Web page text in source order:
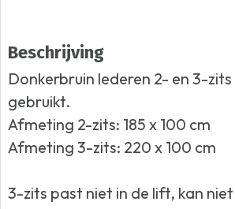
Beschrijving
Donkerbruin lederen 2- en 3-
gebruikt.
Afmeting 2-zits: 185 x 100 cm
Afmeting 3-zits: 220 x 100 cm
3-zits past niet in de lift, kan